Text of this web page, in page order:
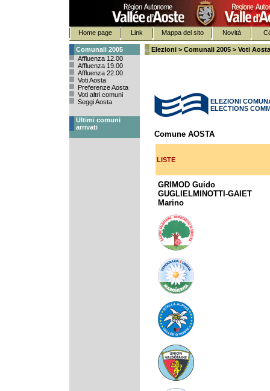
Home page Link Mappa del sito Novità
Comunali 2005
Affluenza 12.00
Affluenza 19.00
Affluenza 22.00
Voti Aosta
Preferenze Aosta
Voti altri comuni
Seggi Aosta
Ultimi comuni
arrivati
Elezioni > Comunali 2005 > Voti Aosta
ELEZIONI
ELECTIONS
Comune AOSTA
LISTE
GRIMOD Guido
GUGLIELMINOTTI-GAIET
Marino